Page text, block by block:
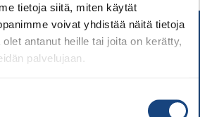
tietoja siitä, miten käytät
voivat yhdistää näitä tietoja
antanut heille tai joita on kerätty,
palvelujaan.
Suomen Judoliitto